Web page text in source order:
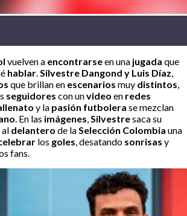
vuelven a encontrarseen una jugada que
hablar.Silvestre Dangond y Luis Díaz,
que brillan en escenarios muy distintos,
seguidores con unvideo en redes
y la pasión futbolera se mezclan
. En las imágenes,Silvestresaca su
al delantero de laSelección Colombia una
los goles, desatando sonrisas y
fans.